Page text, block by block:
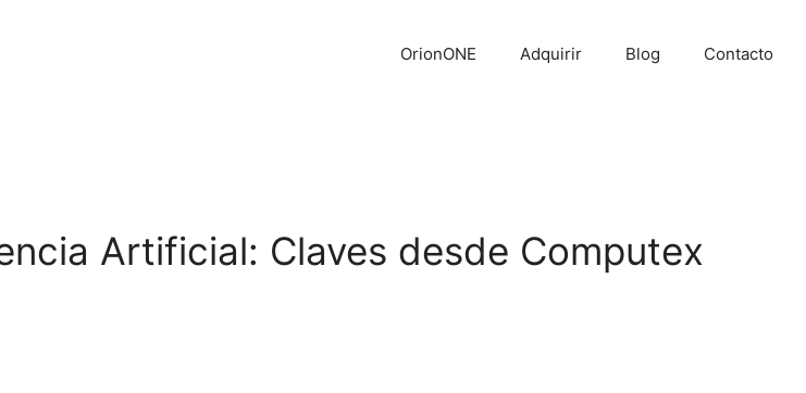
OrionONE Adquirir Blog Contacto
Artificial: Claves desde Computex